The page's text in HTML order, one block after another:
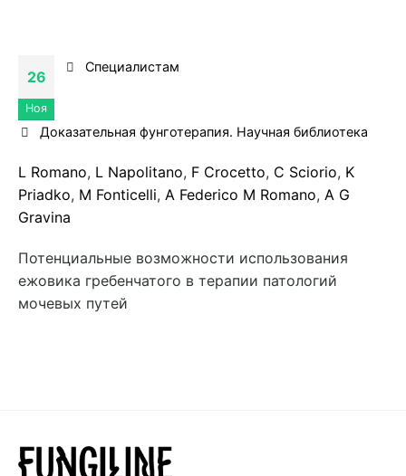
26
Ноя
Специалистам
Доказательная фунготерапия. Научная библиотека
L Romano, L Napolitano, F Crocetto, C Sciorio, K
Priadko, M Fonticelli, A Federico M Romano, A G
Gravina
Потенциальные возможности использования
ежовика гребенчатого в терапии патологий
мочевых путей